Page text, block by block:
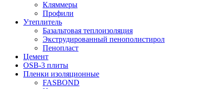
Кляммеры
Профили
Утеплитель
Базальтовая теплоизоляция
Экструдированный пенополистирол
Пенопласт
Цемент
OSB-3 плиты
Пленки изоляционные
FASBOND